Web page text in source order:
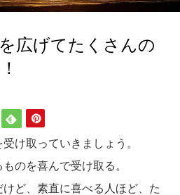
広げてたくさんの
け取っていきましょう。
のを喜んで受け取る。
ど、素直に喜べる人ほど、た